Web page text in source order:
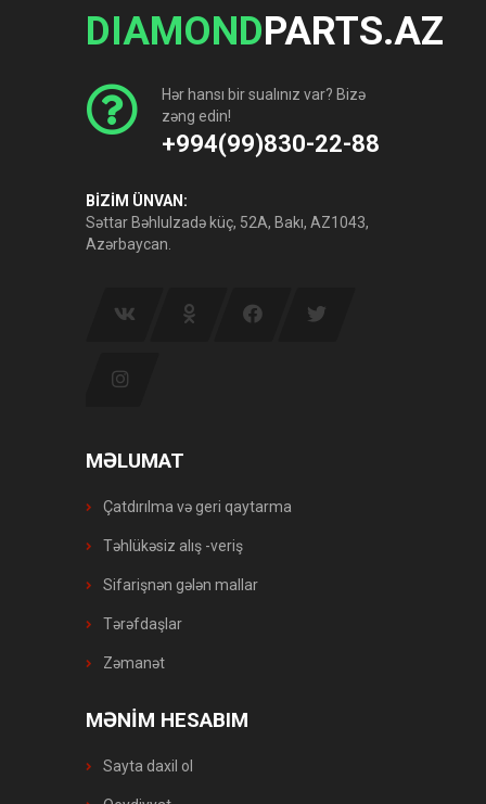
DIAMONDPARTS.AZ
Hər hansı bir sualınız var? Bizə
zəng edin!
+994(99)830-22-88
BİZİM ÜNVAN:
Səttar Bəhlulzadə küç, 52A, Bakı, AZ1043,
Azərbaycan.
MƏLUMAT
Çatdırılma və geri qaytarma
Təhlükəsiz alış -veriş
Sifarişnən gələn mallar
Tərəfdaşlar
Zəmanət
MƏNİM HESABIM
Sayta daxil ol